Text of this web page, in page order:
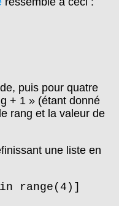
puis pour quatre
+ 1 » (étant donné
rang et la valeur de
une liste en
range(4)]